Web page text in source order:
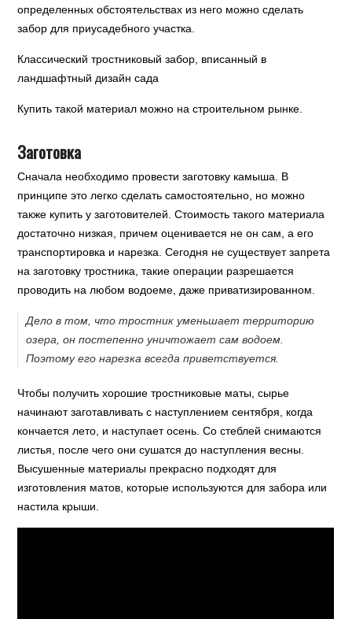
определенных обстоятельствах из него можно сделать
забор для приусадебного участка.
Классический тростниковый забор, вписанный в
ландшафтный дизайн сада
Купить такой материал можно на строительном рынке.
Заготовка
Сначала необходимо провести заготовку камыша. В
принципе это легко сделать самостоятельно, но можно
также купить у заготовителей. Стоимость такого материала
достаточно низкая, причем оценивается не он сам, а его
транспортировка и нарезка. Сегодня не существует запрета
на заготовку тростника, такие операции разрешается
проводить на любом водоеме, даже приватизированном.
Дело в том, что тростник уменьшает территорию
озера, он постепенно уничтожает сам водоем.
Поэтому его нарезка всегда приветствуется.
Чтобы получить хорошие тростниковые маты, сырье
начинают заготавливать с наступлением сентября, когда
кончается лето, и наступает осень. Со стеблей снимаются
листья, после чего они сушатся до наступления весны.
Высушенные материалы прекрасно подходят для
изготовления матов, которые используются для забора или
настила крыши.